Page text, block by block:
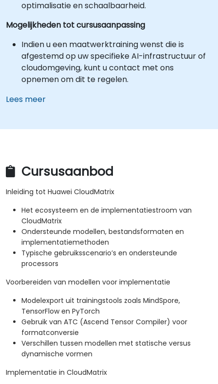
optimalisatie en schaalbaarheid.
Mogelijkheden tot cursusaanpassing
Indien u een maatwerktraining wenst die is
afgestemd op uw specifieke AI-infrastructuur of
cloudomgeving, kunt u contact met ons
opnemen om dit te regelen.
Lees meer
Cursusaanbod
Inleiding tot Huawei CloudMatrix
Het ecosysteem en de implementatiestroom van
CloudMatrix
Ondersteunde modellen, bestandsformaten en
implementatiemethoden
Typische gebruiksscenario’s en ondersteunde
processors
Voorbereiden van modellen voor implementatie
Modelexport uit trainingstools zoals MindSpore,
TensorFlow en PyTorch
Gebruik van ATC (Ascend Tensor Compiler) voor
formatconversie
Verschillen tussen modellen met statische versus
dynamische vormen
Implementatie in CloudMatrix